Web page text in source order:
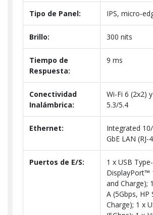
Tipo de Panel: IPS, micro-
Brillo: 300 nits
Tiempo de
Respuesta:
9 ms
Conectividad
Inalámbrica:
Wi-Fi 6 (2x2)
5.3/5.4
Ethernet:
Integrated
GbE LAN (RJ-
Puertos de E/S:
1 x USB
DisplayPort™
and Charge);
A (5Gbps, HP
Charge); 1 x